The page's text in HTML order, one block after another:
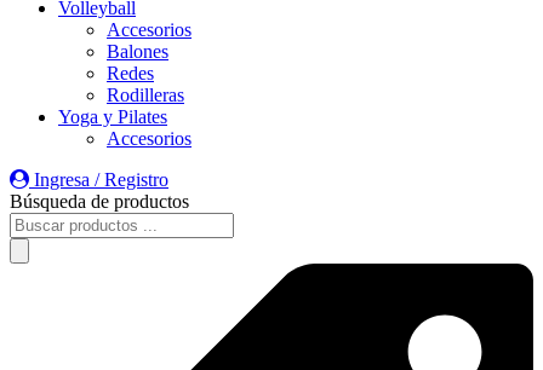
Volleyball
Accesorios
Balones
Redes
Rodilleras
Yoga y Pilates
Accesorios
Ingresa / Registro
Búsqueda de productos